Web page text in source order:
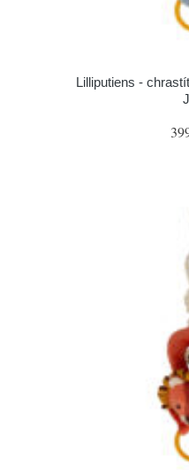
Lilliputiens -